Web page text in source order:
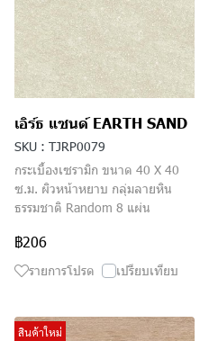
เอิร์ธ แซนด์ EARTH SAND
SKU : TJRP0079
กระเบื้องเซรามิก ขนาด 40 X 40
ซ.ม. ผิวหน้าหยาบ กลุ่มลายหิน
ธรรมชาติ Random 8 แผ่น
฿206
รายการโปรด เปรียบเทียบ
สินค้าใหม่